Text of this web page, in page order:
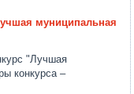
муниципальная
"Лучшая
конкурса –